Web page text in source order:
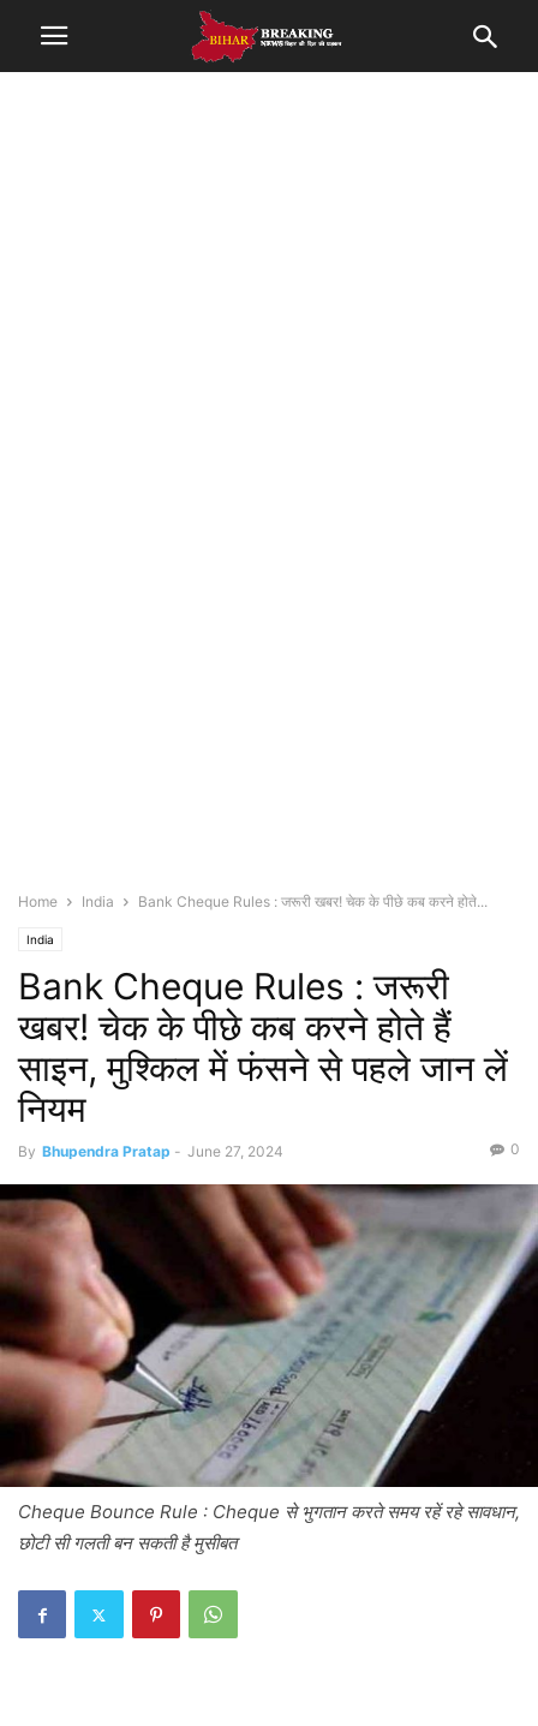
Home India Bank Cheque Rules : जरूरी खबर! चेक के पीछे कब करने होते...
India
Bank Cheque Rules : जरूरी
खबर! चेक के पीछे कब करने होते हैं
साइन, मुश्किल में फंसने से पहले जान लें
नियम
By Bhupendra Pratap - June 27, 2024 0
Cheque Bounce Rule : Cheque से भुगतान करते समय रहें रहे सावधान,
छोटी सी गलती बन सकती है मुसीबत